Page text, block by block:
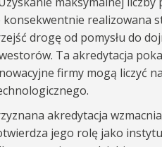
konsekwentnie realizowana
drogę od pomysłu do
Ta akredytacja
firmy mogą liczyć
akredytacja
jego rolę jako